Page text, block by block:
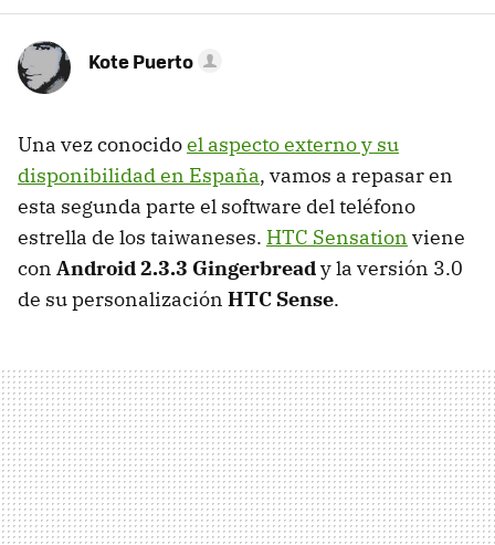
Kote Puerto
Una vez conocidoel aspecto externo y su
disponibilidad en España, vamos a repasar en
esta segunda parte el software del teléfono
estrella de los taiwaneses. HTC Sensation viene
con Android 2.3.3 Gingerbready la versión 3.0
de su personalización HTC Sense.